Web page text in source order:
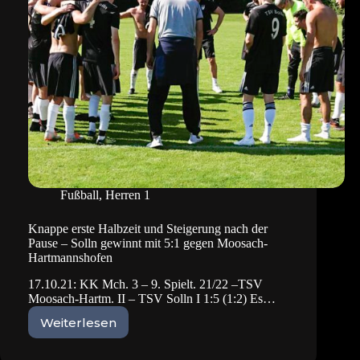
Fußball, Herren 1
Knappe erste Halbzeit und Steigerung nach der
Pause – Solln gewinnt mit 5:1 gegen Moosach-
Hartmannshofen
17.10.21: KK Mch. 3 – 9. Spielt. 21/22 –TSV
Moosach-Hartm. II – TSV Solln I 1:5 (1:2) Es…
Weiterlesen
Knappe